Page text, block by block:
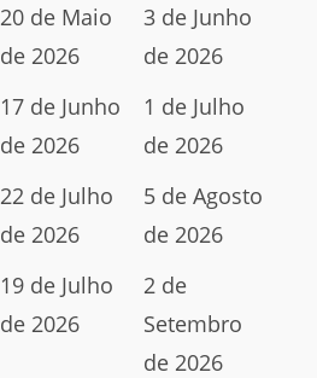
20 de Maio
de 2026
3 de Junho
de 2026
17 de Junho
de 2026
1 de Julho
de 2026
22 de Julho
de 2026
5 de Agosto
de 2026
19 de Julho
de 2026
2 de
Setembro
de 2026